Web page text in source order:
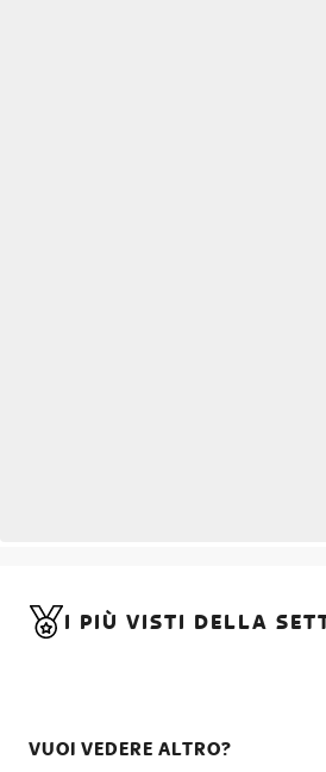
I PIÙ VISTI DELLA
VUOI VEDERE ALTRO?